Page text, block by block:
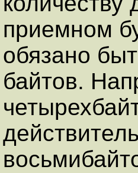
приемном
обязано
байтов.